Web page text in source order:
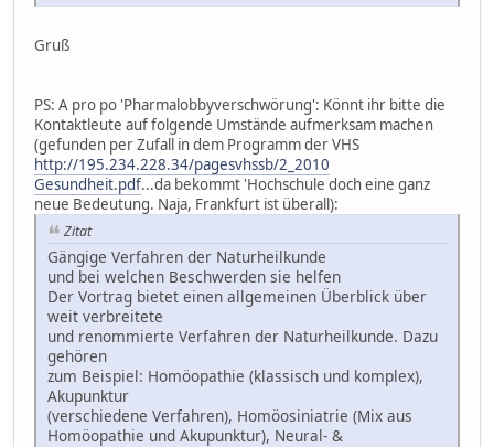
Gruß
PS: A pro po 'Pharmalobbyverschwörung': Könnt ihr bitte die
Kontaktleute auf folgende Umstände aufmerksam machen
(gefunden per Zufall in dem Programm der VHS
http://195.234.228.34/pagesvhssb/2_2010
Gesundheit.pdf...da bekommt 'Hochschule doch eine ganz
neue Bedeutung. Naja, Frankfurt ist überall):
Zitat
Gängige Verfahren der Naturheilkunde
und bei welchen Beschwerden sie helfen
Der Vortrag bietet einen allgemeinen Überblick über
weit verbreitete
und renommierte Verfahren der Naturheilkunde. Dazu
gehören
zum Beispiel: Homöopathie (klassisch und komplex),
Akupunktur
(verschiedene Verfahren), Homöosiniatrie (Mix aus
Homöopathie und Akupunktur), Neural- &